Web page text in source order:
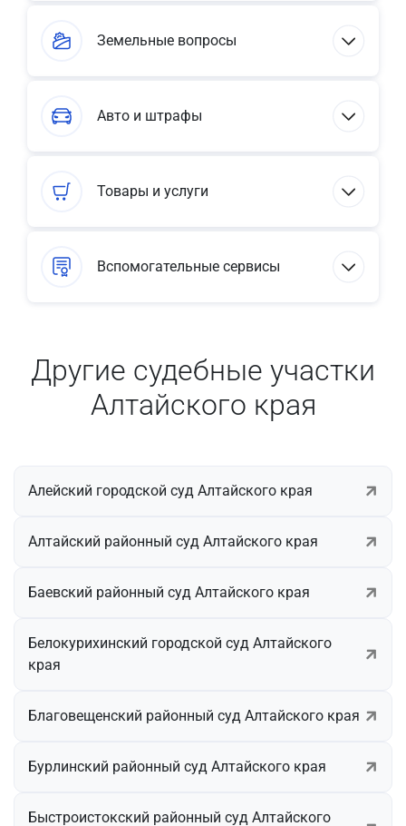
Земельные вопросы
Авто и штрафы
Товары и услуги
Вспомогательные сервисы
Другие судебные участки
Алтайского края
Алейский городской суд Алтайского края
Алтайский районный суд Алтайского края
Баевский районный суд Алтайского края
Белокурихинский городской суд Алтайского
края
Благовещенский районный суд Алтайского края
Бурлинский районный суд Алтайского края
Быстроистокский районный суд Алтайского